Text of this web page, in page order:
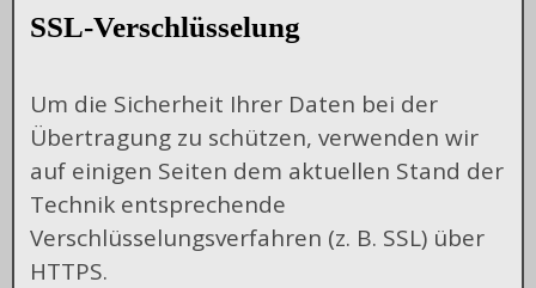
SSL-Verschlüsselung
Um die Sicherheit Ihrer Daten bei der
Übertragung zu schützen, verwenden wir
auf einigen Seiten dem aktuellen Stand der
Technik entsprechende
Verschlüsselungsverfahren (z. B. SSL) über
HTTPS.